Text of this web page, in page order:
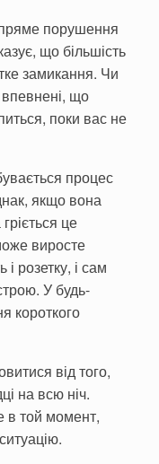
порушення
що більшість
замикання. Чи
впевнені, що
поки вас не
процес
якщо вона
це
виросте
розетку, і сам
У будь-
короткого
від того,
на всю ніч.
в той момент,